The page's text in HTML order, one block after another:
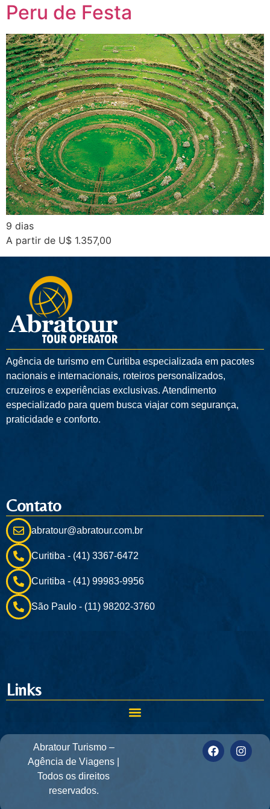
Peru de Festa
9 dias
A partir de U$ 1.357,00
Agência de turismo em Curitiba especializada em pacotes
nacionais e internacionais, roteiros personalizados,
cruzeiros e experiências exclusivas. Atendimento
especializado para quem busca viajar com segurança,
praticidade e conforto.
Contato
abratour@abratour.com.br
Curitiba - (41) 3367-6472
Curitiba - (41) 99983-9956
São Paulo - (11) 98202-3760
Links
Abratour Turismo –
Agência de Viagens |
Todos os direitos
reservados.